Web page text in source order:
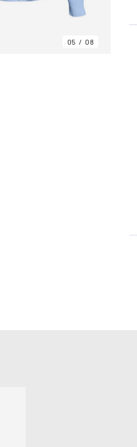
05 08